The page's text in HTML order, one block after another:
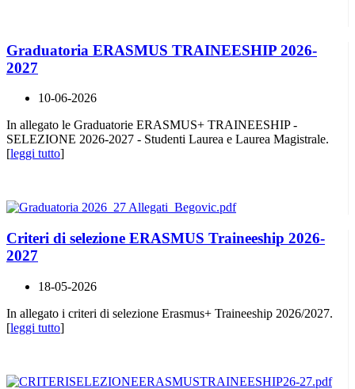
Graduatoria ERASMUS TRAINEESHIP 2026-
2027
10-06-2026
In allegato le Graduatorie ERASMUS+ TRAINEESHIP -
SELEZIONE 2026-2027 - Studenti Laurea e Laurea Magistrale.
[leggi tutto]
Criteri di selezione ERASMUS Traineeship 2026-
2027
18-05-2026
In allegato i criteri di selezione Erasmus+ Traineeship 2026/2027.
[leggi tutto]